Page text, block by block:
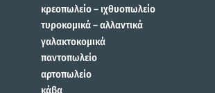
κρεοπωλείο – ιχθυοπωλείο
τυροκομικά – αλλαντικά
γαλακτοκομικά
παντοπωλείο
αρτοπωλείο
κάβα